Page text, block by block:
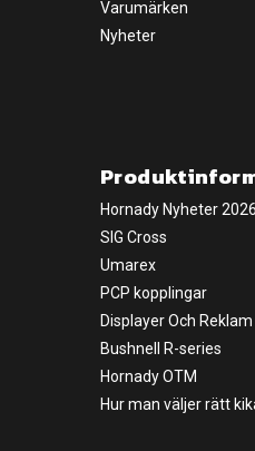
Varumärken
Nyheter
Hornady Nyheter 2026
SIG Cross
Umarex
PCP kopplingar
Displayer Och Reklam
Bushnell R-series
Hornady OTM
Hur man väljer rätt